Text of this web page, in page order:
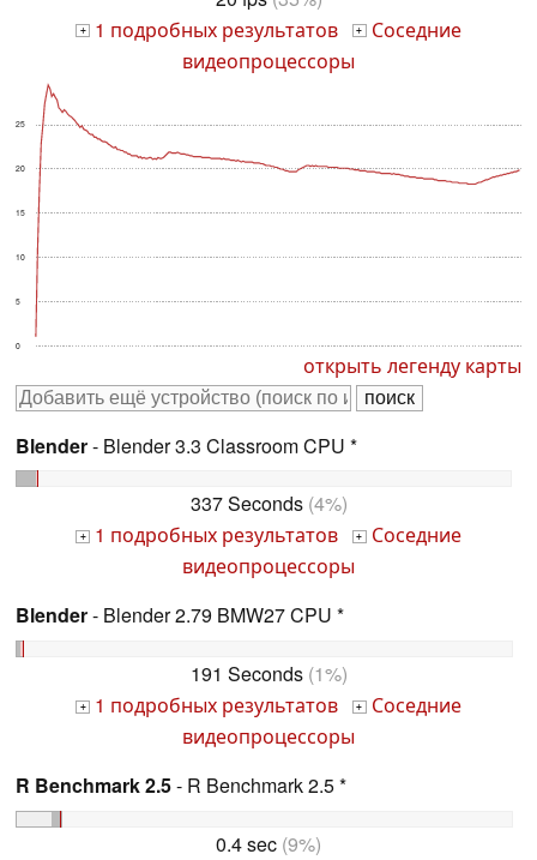
+ 1 подробных результатов + Соседние
видеопроцессоры
0
5
10
15
20
25
открыть легенду карты
Blender- Blender 3.3 Classroom CPU *
337 Seconds(4%)
+ 1 подробных результатов + Соседние
видеопроцессоры
Blender- Blender 2.79 BMW27 CPU *
191 Seconds(1%)
+ 1 подробных результатов + Соседние
видеопроцессоры
R Benchmark 2.5- R Benchmark 2.5 *
0.4 sec (9%)